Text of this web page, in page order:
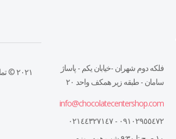
فلكه دوم شهران -خيابان يكم - پاساژ
سامان - طبقه زير همكف واحد ٢٠
info@chocolatecentershop.com
٠٩١٠٢٩٥٥٤٧٢ - ٠٢١٤٤٣٢٧١٤٧
۲۰۲۱ © تمامی حقوق این سایت برای شکلات سنتر محفوظ است